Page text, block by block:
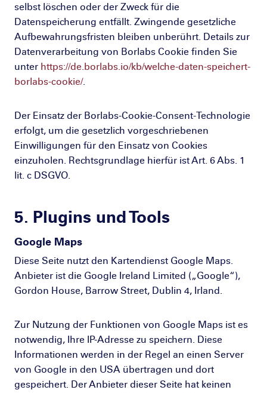
selbst löschen oder der Zweck für die
Datenspeicherung entfällt. Zwingende gesetzliche
Aufbewahrungsfristen bleiben unberührt. Details zur
Datenverarbeitung von Borlabs Cookie finden Sie
unter https://de.borlabs.io/kb/welche-daten-speichert-
borlabs-cookie/.
Der Einsatz der Borlabs-Cookie-Consent-Technologie
erfolgt, um die gesetzlich vorgeschriebenen
Einwilligungen für den Einsatz von Cookies
einzuholen. Rechtsgrundlage hierfür ist Art. 6 Abs. 1
lit. c DSGVO.
5. Plugins und Tools
Google Maps
Diese Seite nutzt den Kartendienst Google Maps.
Anbieter ist die Google Ireland Limited („Google“),
Gordon House, Barrow Street, Dublin 4, Irland.
Zur Nutzung der Funktionen von Google Maps ist es
notwendig, Ihre IP-Adresse zu speichern. Diese
Informationen werden in der Regel an einen Server
von Google in den USA übertragen und dort
gespeichert. Der Anbieter dieser Seite hat keinen